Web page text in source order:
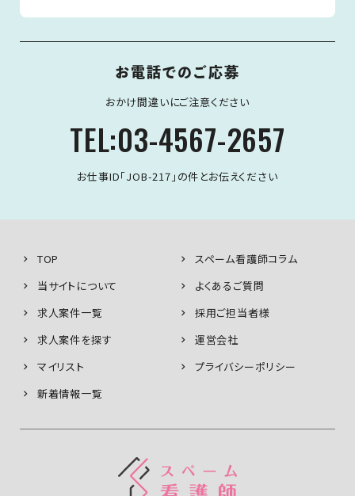
お電話でのご応募
おかけ間違いにご注意ください
TEL:03-4567-2657
お仕事ID「JOB-217」の件とお伝えください
TOP
当サイトについて
求人案件一覧
求人案件を探す
マイリスト
新着情報一覧
スペーム看護師コラム
よくあるご質問
採用ご担当者様
運営会社
プライバシーポリシー